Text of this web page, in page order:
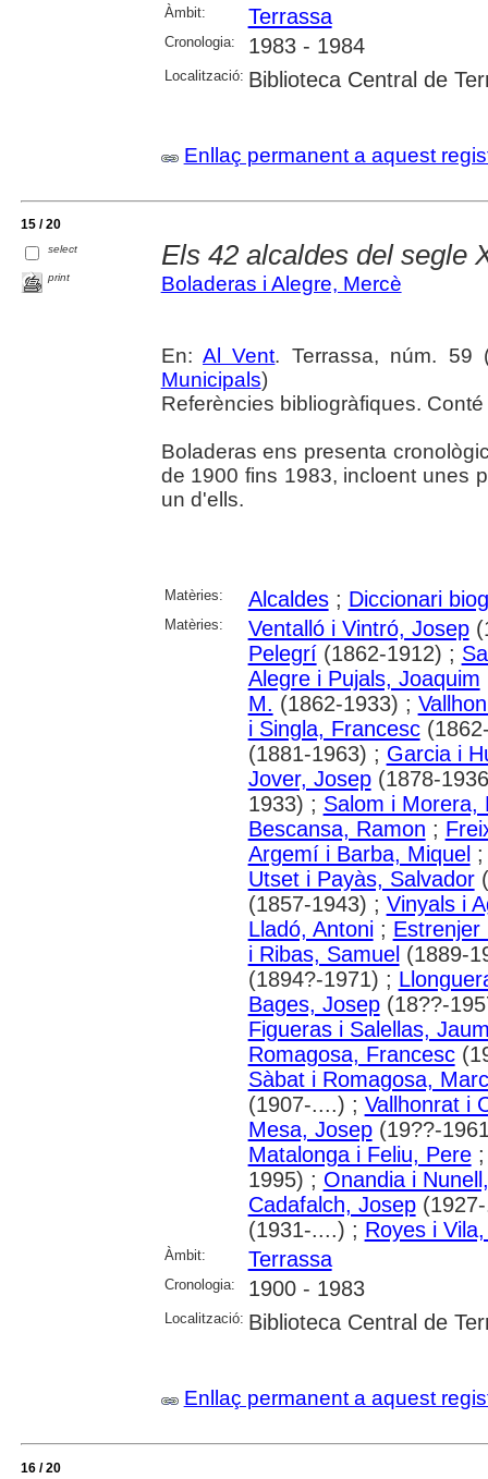
Àmbit: Terrassa
Cronologia: 1983 - 1984
Localització: Biblioteca Central de
Enllaç permanent a aquest
15 / 20
select
print
Els 42 alcaldes del segle
Boladeras i Alegre, Mercè
En:Al Vent. Terrassa, núm.
Municipals)
Referències bibliogràfiques.
Boladeras ens presenta
de 1900 fins 1983, incloent unes
un d'ells.
Matèries: Alcaldes; Diccionari
Matèries: Ventalló i Vintró, Josep
Pelegrí(1862-1912) ;
Alegre i Pujals, Joaquim
M. (1862-1933) ;
i Singla, Francesc
(1881-1963) ; Garcia i
Jover, Josep(1878-
1933) ; Salom i Morera,
Bescansa, Ramon ;
Argemí i Barba, Miquel
Utset i Payàs, Salvador
(1857-1943) ; Vinyals i
Lladó, Antoni; Estrenjer
i Ribas, Samuel(1889-
(1894?-1971) ;
Bages, Josep(18??-
Figueras i Salellas,
Romagosa, Francesc
Sàbat i Romagosa,
(1907-....) ; Vallhonrat i
Mesa, Josep(19??-
Matalonga i Feliu, Pere
1995) ; Onandia i
Cadafalch, Josep
(1931-....) ; Royes i
Àmbit: Terrassa
Cronologia: 1900 - 1983
Localització: Biblioteca Central de
Enllaç permanent a aquest
16 / 20